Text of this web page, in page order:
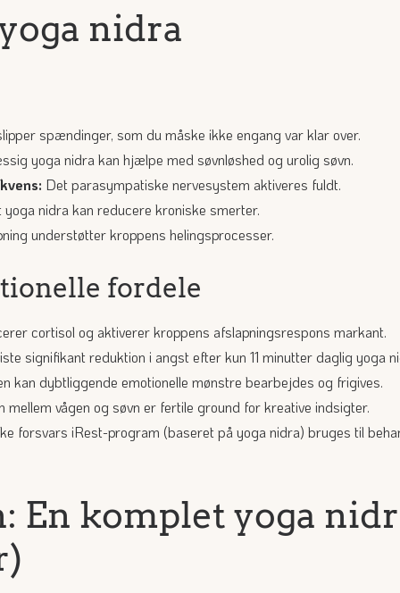
nidra
spændinger, som du måske ikke engang var klar over.
yoga nidra kan hjælpe med søvnløshed og urolig søvn.
Det parasympatiske nervesystem aktiveres fuldt.
nidra kan reducere kroniske smerter.
understøtter kroppens helingsprocesser.
fordele
cortisol og aktiverer kroppens afslapningsrespons markant.
signifikant reduktion i angst efter kun 11 minutter daglig yoga
kan dybtliggende emotionelle mønstre bearbejdes og frigives.
vågen og søvn er fertile ground for kreative indsigter.
forsvars iRest-program (baseret på yoga nidra) bruges til
komplet yoga